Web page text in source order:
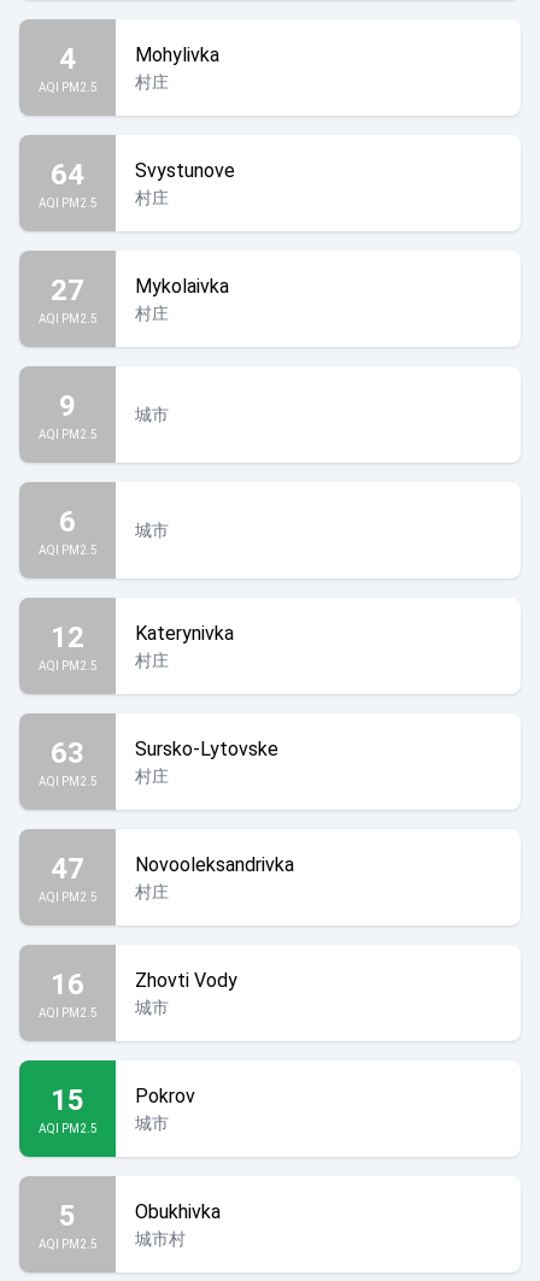
4
AQI PM2.5
Mohylivka
村庄
64
AQI PM2.5
Svystunove
村庄
27
AQI PM2.5
Mykolaivka
村庄
9
AQI PM2.5
城市
6
AQI PM2.5
城市
12
AQI PM2.5
Katerynivka
村庄
63
AQI PM2.5
Sursko-Lytovske
村庄
47
AQI PM2.5
Novooleksandrivka
村庄
16
AQI PM2.5
Zhovti Vody
城市
15
AQI PM2.5
Pokrov
城市
5
AQI PM2.5
Obukhivka
城市村